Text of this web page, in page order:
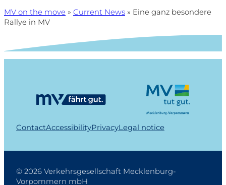
MV on the move » Current News » Eine ganz besondere
Rallye in MV
ContactAccessibilityPrivacyLegal notice
© 2026 Verkehrsgesellschaft Mecklenburg-
Vorpommern mbH